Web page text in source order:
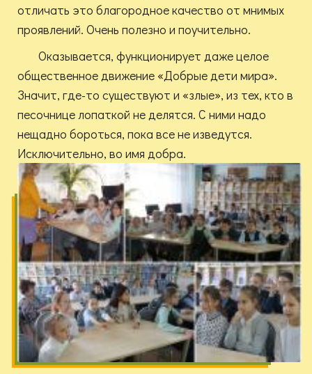
отличать это благородное качество от мнимых
проявлений. Очень полезно и поучительно.
Оказывается, функционирует даже целое
общественное движение «Добрые дети мира».
Значит, где-то существуют и «злые», из тех, кто в
песочнице лопаткой не делятся. С ними надо
нещадно бороться, пока все не изведутся.
Исключительно, во имя добра.